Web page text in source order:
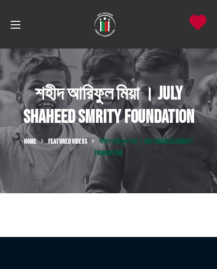
শহীদ আরিফুল মিয়া । July
Shaheed Smrity Foundation
HOME FEATURED VIDEOS
শহীদ আরিফুল মিয়া । JULY SHAHEED SMRITY
FOUNDATION